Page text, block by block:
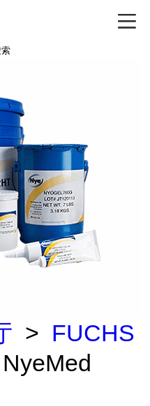
> FUCHS